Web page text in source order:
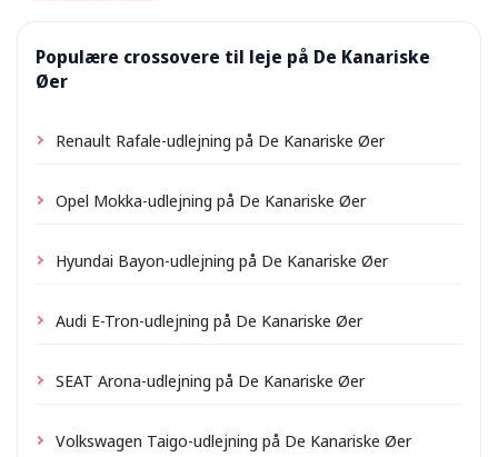
Populære crossovere til leje på De Kanariske
Øer
Renault Rafale-udlejning på De Kanariske Øer
Opel Mokka-udlejning på De Kanariske Øer
Hyundai Bayon-udlejning på De Kanariske Øer
Audi E-Tron-udlejning på De Kanariske Øer
SEAT Arona-udlejning på De Kanariske Øer
Volkswagen Taigo-udlejning på De Kanariske Øer